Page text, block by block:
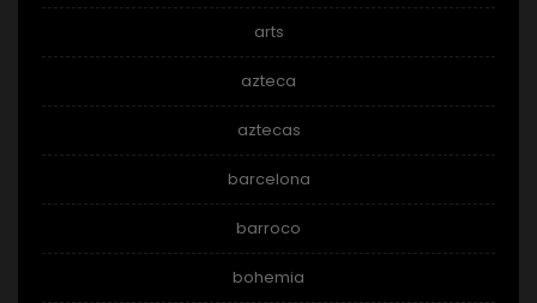
arts
azteca
aztecas
barcelona
barroco
bohemia